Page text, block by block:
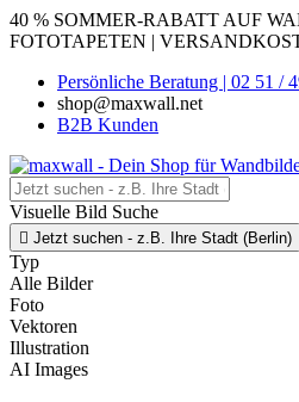
40 % SOMMER-RABATT AUF
FOTOTAPETEN |
Persönliche Beratung | 02 51 /
shop@maxwall.net
B2B Kunden
Visuelle Bild Suche
 Jetzt suchen - z.B. Ihre Stadt (Berlin)
Typ
Alle Bilder
Foto
Vektoren
Illustration
AI Images